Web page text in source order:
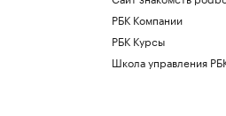
РБК Компании
РБК Курсы
Школа управления